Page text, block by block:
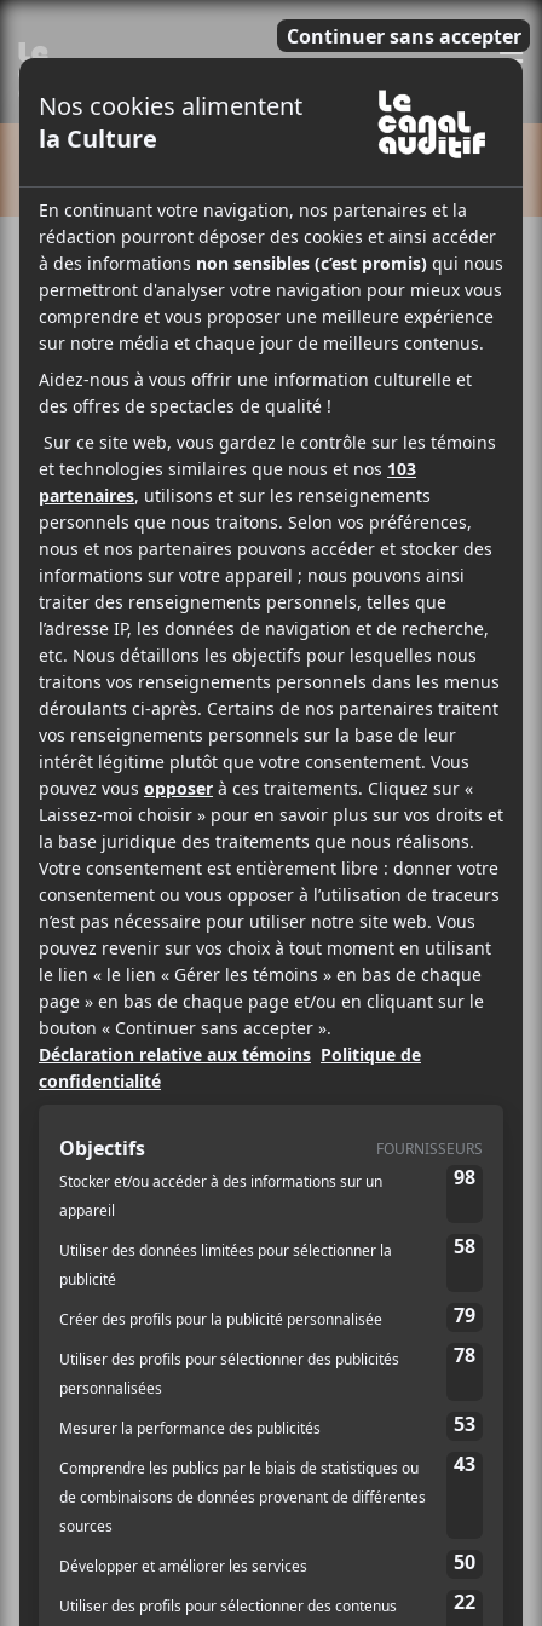
Cet évènement est passé.
Francos de Montréal
2026 | Étienne Coppée
14 juin@20:00–15 juin@23:00
Étienne Coppéeprésentera son concert
hommage à Joe Dassin dans le cadre des Francos de
Montréal les 14 et 15 juin prochains au Théâtre
Jean-Duceppe.
Francos de Montréal
Théâtre Jean-Duceppe
175 rue Sainte-Catherine Ouest
Montréal, Québec H2X 1Z8
Canada
+ Google Map
Voir Lieu site web
Billets